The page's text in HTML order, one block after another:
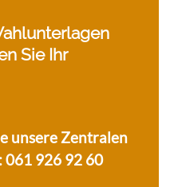
Sie Ihr
unsere Zentralen
061 926 92 60